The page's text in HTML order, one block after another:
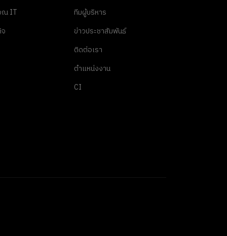
ณ IT
ทีมผู้บริหาร
ข่าวประชาสัมพันธ์
ติดต่อเรา
ตำแหน่งงาน
CI